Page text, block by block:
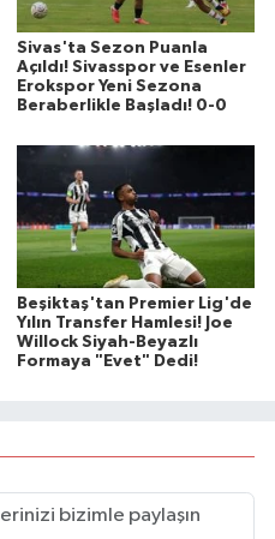
Sivas'ta Sezon Puanla
Açıldı! Sivasspor ve Esenler
Erokspor Yeni Sezona
Beraberlikle Başladı! 0-0
Beşiktaş'tan Premier Lig'de
Yılın Transfer Hamlesi! Joe
Willock Siyah-Beyazlı
Formaya "Evet" Dedi!